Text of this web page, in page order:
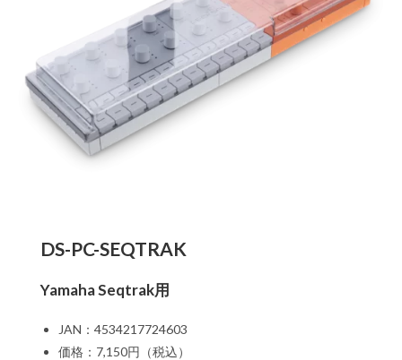
DS-PC-SEQTRAK
Yamaha Seqtrak用
JAN：4534217724603
価格：7,150円（税込）